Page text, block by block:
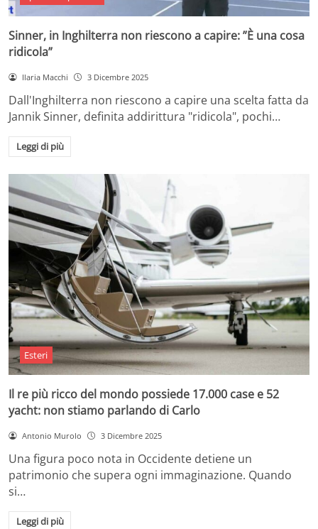
Sinner, in Inghilterra non riescono a capire: ”È una cosa
ridicola”
Ilaria Macchi 3 Dicembre 2025
Dall'Inghilterra non riescono a capire una scelta fatta da
Jannik Sinner, definita addirittura "ridicola", pochi…
Leggi di più
Esteri
Il re più ricco del mondo possiede 17.000 case e 52
yacht: non stiamo parlando di Carlo
Antonio Murolo 3 Dicembre 2025
Una figura poco nota in Occidente detiene un
patrimonio che supera ogni immaginazione. Quando
si…
Leggi di più